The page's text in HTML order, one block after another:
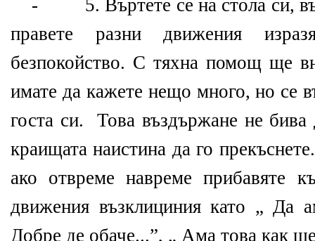
- 5. Въртете сe на стола си,
правете разни движения
безпокойство. С тяхна помощ ще
имате да кажете нещо много, но се
госта си. Това въздържане не
краищата наистина да го
ако отвреме навреме прибавяте
движения възклициния като „ Да
Добре де обаче...”, „ Ама това как